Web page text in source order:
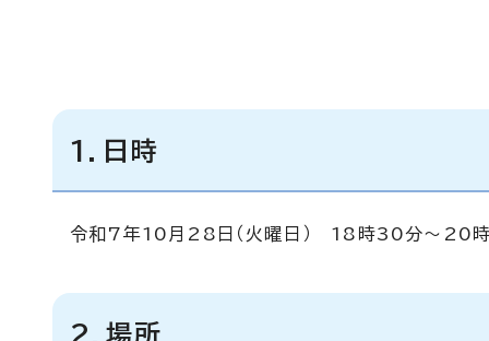
1．日時
令和7年10月28日（火曜日） 18時30分～20
2．場所